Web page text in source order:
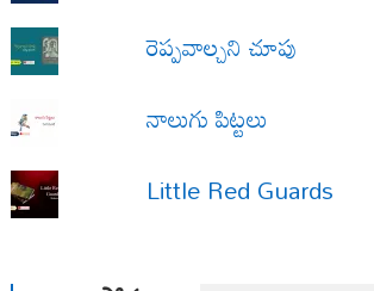
రెప్పవాల్చని చూపు
నాలుగు పిట్టలు
Little Red Guards